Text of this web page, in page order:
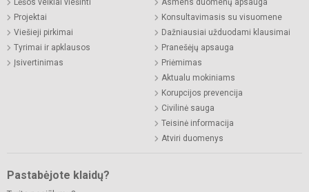
Projektai
Viešieji pirkimai
Tyrimai ir apklausos
Įsivertinimas
Konsultavimasis su visuomene
Dažniausiai užduodami klausimai
Pranešėjų apsauga
Priėmimas
Aktualu mokiniams
Korupcijos prevencija
Civilinė sauga
Teisinė informacija
Atviri duomenys
Pastabėjote klaidų?